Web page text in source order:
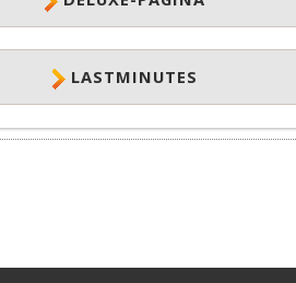
LASTMINUTES